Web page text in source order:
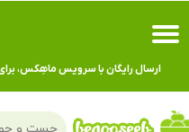
حساب کاربری من
تغییر گذر واژه
سفارشات
ارسال رایگان با سرویس ماهِکس، برای